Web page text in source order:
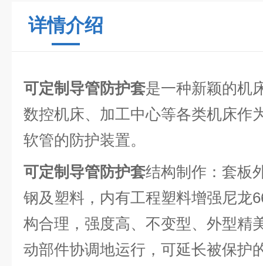
详情介绍
可定制导管防护套是一种新颖的机
数控机床、加工中心等各类机床作
软管的防护装置。
可定制导管防护套结构制作：套板
钢及塑料，内有工程塑料增强尼龙
构合理，强度高、不变型、外型精
动部件协调地运行，可延长被保护